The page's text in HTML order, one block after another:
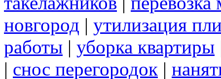
новгород | утилизация
работы | уборка квартиры
| снос перегородок |